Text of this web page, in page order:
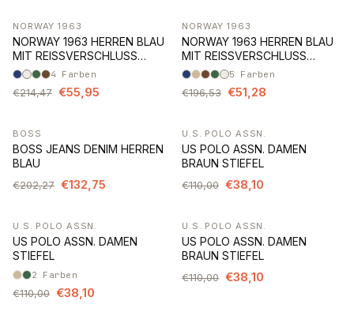
-74%
NORWAY 1963
NORWAY 1963 HERREN BLAU
MIT REISSVERSCHLUSS
SWEATSHIRT
4 Farben
€214,47 €55,95
-74%
NORWAY 1963
NORWAY 1963 HERREN BLAU
MIT REISSVERSCHLUSS
SWEATSHIRT
5 Farben
€196,53 €51,28
-34%
BOSS
BOSS JEANS DENIM HERREN
BLAU
€202,27 €132,75
-65%
U.S. POLO ASSN.
US POLO ASSN. DAMEN
BRAUN STIEFEL
€110,00 €38,10
-65%
U.S. POLO ASSN.
US POLO ASSN. DAMEN
STIEFEL
2 Farben
€110,00 €38,10
-65%
U.S. POLO ASSN.
US POLO ASSN. DAMEN
BRAUN STIEFEL
€110,00 €38,10